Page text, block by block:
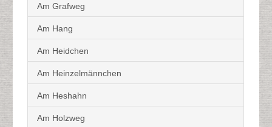
Am Grafweg
Am Hang
Am Heidchen
Am Heinzelmännchen
Am Heshahn
Am Holzweg